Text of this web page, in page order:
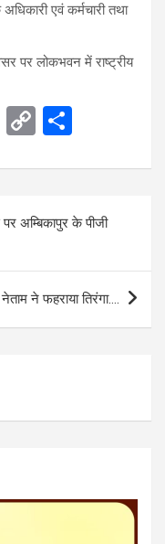
एवं कर्मचारी तथा
G
ail
C
py
Li
n
k
ar
e
अम्बिकापुर के पीजी
ने फहराया तिरंगा….